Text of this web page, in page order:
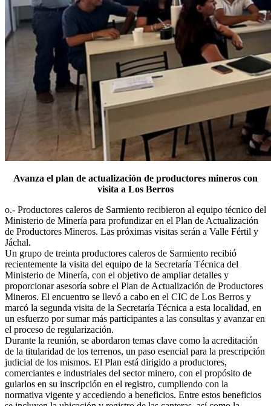
Avanza el plan de actualización de productores mineros con
visita a Los Berros
o.- Productores caleros de Sarmiento recibieron al equipo técnico del
Ministerio de Minería para profundizar en el Plan de Actualización
de Productores Mineros. Las próximas visitas serán a Valle Fértil y
Jáchal.
Un grupo de treinta productores caleros de Sarmiento recibió
recientemente la visita del equipo de la Secretaría Técnica del
Ministerio de Minería, con el objetivo de ampliar detalles y
proporcionar asesoría sobre el Plan de Actualización de Productores
Mineros. El encuentro se llevó a cabo en el CIC de Los Berros y
marcó la segunda visita de la Secretaría Técnica a esta localidad, en
un esfuerzo por sumar más participantes a las consultas y avanzar en
el proceso de regularización.
Durante la reunión, se abordaron temas clave como la acreditación
de la titularidad de los terrenos, un paso esencial para la prescripción
judicial de los mismos. El Plan está dirigido a productores,
comerciantes e industriales del sector minero, con el propósito de
guiarlos en su inscripción en el registro, cumpliendo con la
normativa vigente y accediendo a beneficios. Entre estos beneficios